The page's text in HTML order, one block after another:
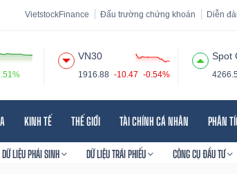
VietstockFinance Đấu trường chứng khoán Diễn
VN30
1916.88 -10.47 -0.54%
Spot
KINH TẾ THẾ GIỚI TÀI CHÍNH CÁ NHÂN PHÂN
DỮ LIỆU PHÁI SINH DỮ LIỆU TRÁI PHIẾU CÔNG CỤ ĐẦU TƯ